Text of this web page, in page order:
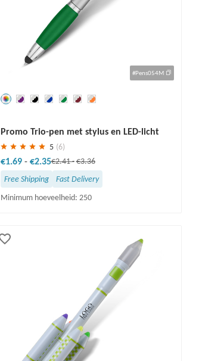
#Pens054M
Promo Trio-pen met stylus en LED-licht
5 (6)
€1.69 - €2.35€2.41-€3.36
Free Shipping
Fast Delivery
Minimum hoeveelheid: 250